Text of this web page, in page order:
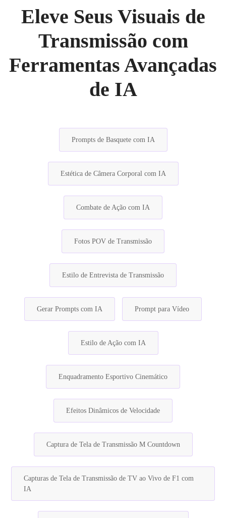
Eleve Seus Visuais de
Transmissão com
Ferramentas Avançadas
de IA
Prompts de Basquete com IA
Estética de Câmera Corporal com IA
Combate de Ação com IA
Fotos POV de Transmissão
Estilo de Entrevista de Transmissão
Gerar Prompts com IA Prompt para Vídeo
Estilo de Ação com IA
Enquadramento Esportivo Cinemático
Efeitos Dinâmicos de Velocidade
Captura de Tela de Transmissão M Countdown
Capturas de Tela de Transmissão de TV ao Vivo de F1 com
IA